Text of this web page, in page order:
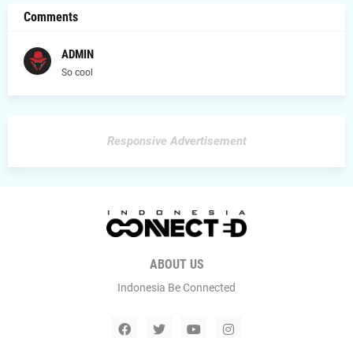
Comments
ADMIN
So cool
Responsive Advertisement
ABOUT US
Indonesia Be Connected